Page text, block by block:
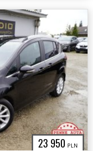
23 950 PLN